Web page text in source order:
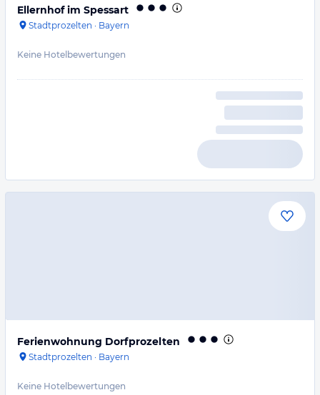
Ellernhof im Spessart
Stadtprozelten · Bayern
Keine Hotelbewertungen
Ferienwohnung Dorfprozelten
Stadtprozelten · Bayern
Keine Hotelbewertungen